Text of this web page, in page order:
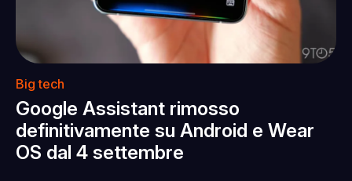
Big tech
Google Assistant rimosso
definitivamente su Android e Wear
OS dal 4 settembre